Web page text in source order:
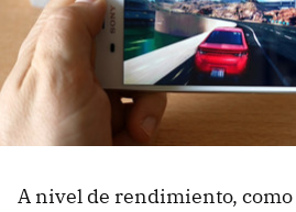
A nivel de rendimiento,